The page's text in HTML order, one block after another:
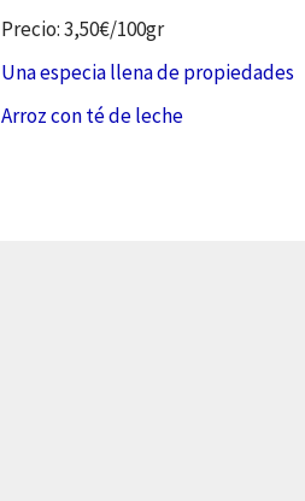
Precio: 3,50€/100gr
Una especia llena de propiedades
Arroz con té de leche